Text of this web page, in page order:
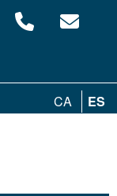
CA ES